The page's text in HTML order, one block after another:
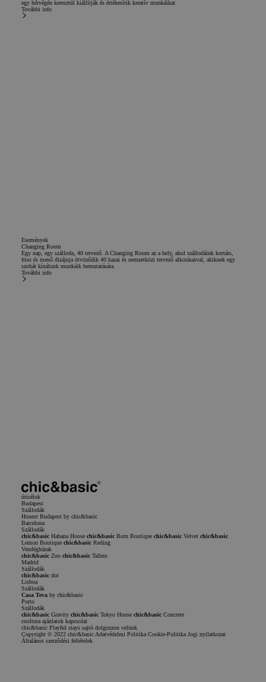
egy hétvégén keresztül kiállítják és értékesítik kreatív munkáikat.
További info
Események
Changing Room
Egy nap, egy szálloda, 40 tervező. A Changing Room az a hely, ahol szállodáink kortárs,
friss és menő dizájnja ötvöződik 40 hazai és nemzetközi tervező alkotásaival, akiknek egy
szobát kínálunk munkáik bemutatására.
További info
úticélok
Budapest
Szállodák
Honest Budapest by chic&basic
Barcelona
Szállodák
chic&basic Habana Hoose chic&basic Born Boutique chic&basic Velvet chic&basic
Lemon Boutique chic&basic Reding
Vendégházak
chic&basic Zoo chic&basic Tallers
Madrid
Szállodák
chic&basic dot
Lisboa
Szállodák
Casa Teva by chic&basic
Porto
Szállodák
chic&basic Gravity chic&basic Tokyo Hoose chic&basic Concrete
cooltura ajánlatok kapcsolat
chic&basic Playful stays sajtó dolgozzon velünk
Copyright © 2022 chic&basic Adatvédelmi Politika Cookie-Politika Jogi nyilatkozat
Általános szerződési feltételek